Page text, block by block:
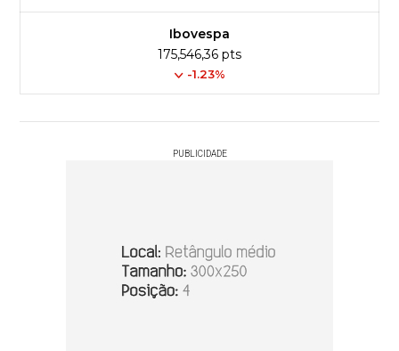
Ibovespa
175,546,36 pts
-1.23%
PUBLICIDADE